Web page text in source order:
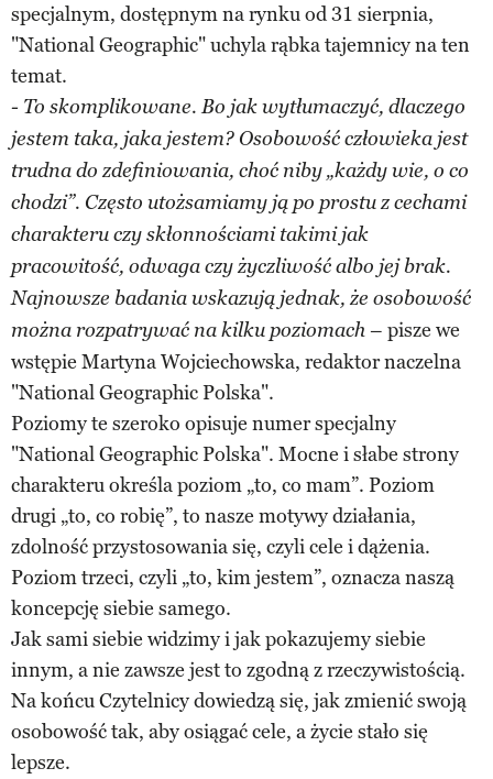
specjalnym, dostępnym na rynku od 31 sierpnia,
"National Geographic" uchyla rąbka tajemnicy na ten
temat.
- To skomplikowane. Bo jak wytłumaczyć, dlaczego
jestem taka, jaka jestem? Osobowość człowieka jest
trudna do zdefiniowania, choć niby „każdy wie, o co
chodzi”. Często utożsamiamy ją po prostu z cechami
charakteru czy skłonnościami takimi jak
pracowitość, odwaga czy życzliwość albo jej brak.
Najnowsze badania wskazują jednak, że osobowość
można rozpatrywać na kilku poziomach– pisze we
wstępie Martyna Wojciechowska, redaktor naczelna
"National Geographic Polska".
Poziomy te szeroko opisuje numer specjalny
"National Geographic Polska". Mocne i słabe strony
charakteru określa poziom „to, co mam”. Poziom
drugi „to, co robię”, to nasze motywy działania,
zdolność przystosowania się, czyli cele i dążenia.
Poziom trzeci, czyli „to, kim jestem”, oznacza naszą
koncepcję siebie samego.
Jak sami siebie widzimy i jak pokazujemy siebie
innym, a nie zawsze jest to zgodną z rzeczywistością.
Na końcu Czytelnicy dowiedzą się, jak zmienić swoją
osobowość tak, aby osiągać cele, a życie stało się
lepsze.